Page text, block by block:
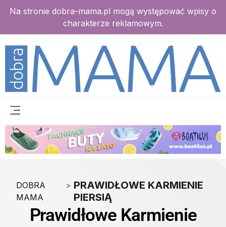
Na stronie dobra-mama.pl mogą występować wpisy o
charakterze reklamowym.
DOBRA
MAMA
> PRAWIDŁOWE KARMIENIE
PIERSIĄ
Prawidłowe Karmienie